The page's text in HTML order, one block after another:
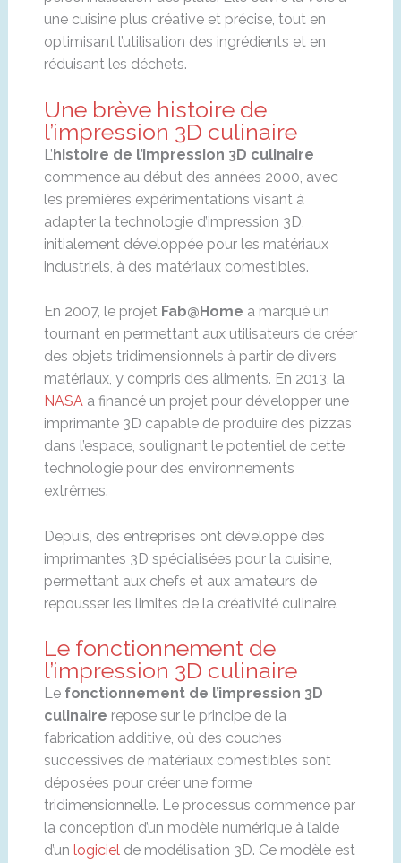
une cuisine plus créative et précise, tout en
optimisant l’utilisation des ingrédients et en
réduisant les déchets.
Une brève histoire de
l’impression 3D culinaire
L’histoire de l’impression 3D culinaire
commence au début des années 2000, avec
les premières expérimentations visant à
adapter la technologie d’impression 3D,
initialement développée pour les matériaux
industriels, à des matériaux comestibles.
En 2007, le projet Fab@Home a marqué un
tournant en permettant aux utilisateurs de créer
des objets tridimensionnels à partir de divers
matériaux, y compris des aliments. En 2013, la
NASAa financé un projet pour développer une
imprimante 3D capable de produire des pizzas
dans l’espace, soulignant le potentiel de cette
technologie pour des environnements
extrêmes.
Depuis, des entreprises ont développé des
imprimantes 3D spécialisées pour la cuisine,
permettant aux chefs et aux amateurs de
repousser les limites de la créativité culinaire.
Le fonctionnement de
l’impression 3D culinaire
Le fonctionnement de l’impression 3D
culinaire repose sur le principe de la
fabrication additive, où des couches
successives de matériaux comestibles sont
déposées pour créer une forme
tridimensionnelle. Le processus commence par
la conception d’un modèle numérique à l’aide
d’un logicielde modélisation 3D. Ce modèle est